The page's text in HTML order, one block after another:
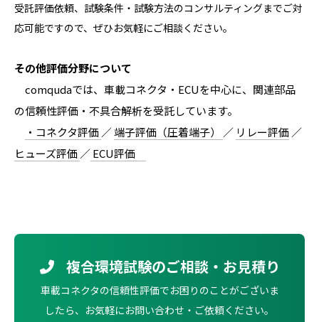
受託評価依頼、試験条件・試験方法のコンサルティングまでご対
応可能ですので、ぜひお気軽にご相談ください。
その他評価分野について
comqudaでは、車載コネクタ・ECUを中心に、関連部品
の信頼性評価・不具合解析を受託しています。
・コネクタ評価／端子評価（圧着端子） ／ リレー評価／
ヒューズ評価／ECU評価
複合環境試験のご相談・お見積り
車載コネクタの信頼性評価でお困りのことがございま
したら、お気軽にお問い合わせ・ご依頼ください。